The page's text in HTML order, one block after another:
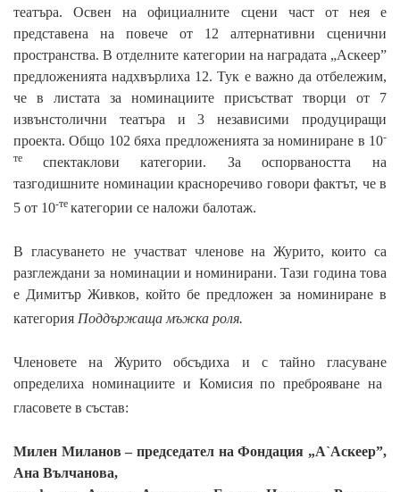
театъра. Освен на официалните сцени част от нея е
представена на повече от 12 алтернативни сценични
пространства. В отделните категории на наградата „Аскеер”
предложенията надхвърлиха 12. Тук е важно да отбележим,
че в листата за номинациите присъстват творци от 7
извънстолични театъра и 3 независими продуциращи
проекта. Общо 102 бяха предложенията за номиниране в 10-
те спектаклови категории. За оспорваността на
тазгодишните номинации красноречиво говори фактът, че в
5 от 10-те категории се наложи балотаж.
В гласуването не участват членове на Журито, които са
разглеждани за номинации иноминирани. Тази година това
е Димитър Живков, който бе предложен за номиниране в
категория Поддържаща мъжка роля.
Членовете на Журито обсъдиха и с тайно гласуване
определиха номинациите и Комисия по преброяване на
гласовете в състав:
Милен Миланов– председател на Фондация „А`Аскеер”,
Ана Вълчанова,